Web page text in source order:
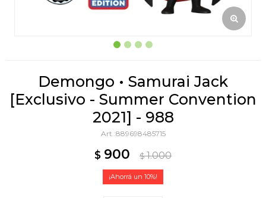
Demongo • Samurai Jack
[Exclusivo - Summer Convention
2021] - 988
889698485715
$ 900 $ 1.000
10